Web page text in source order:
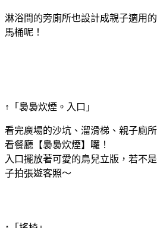
淋浴間的旁廁所也設計成親子適用
馬桶呢！
↑「裊裊炊煙。入口」
看完廣場的沙坑、溜滑梯、親子廁
看餐廳【裊裊炊煙】囉！
入口擺放著可愛的鳥兒立版，若不
子拍張遊客照～